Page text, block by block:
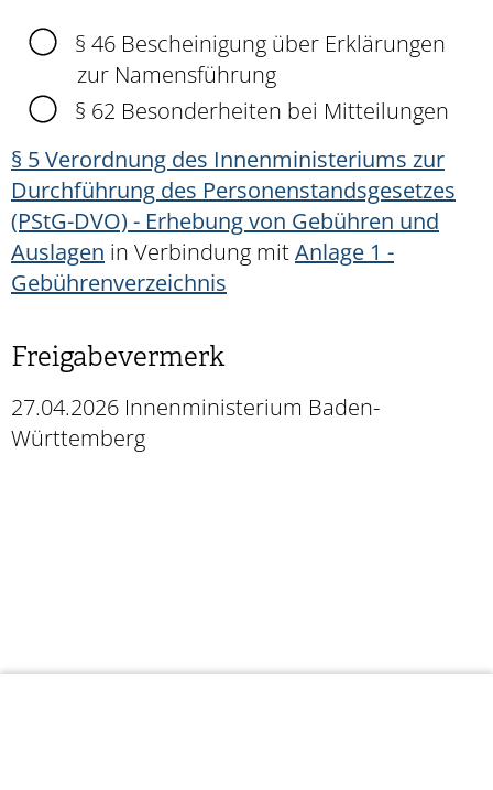
§ 46 Bescheinigung über Erklärungen
zur Namensführung
§ 62 Besonderheiten bei Mitteilungen
§ 5 Verordnung des Innenministeriums zur
Durchführung des Personenstandsgesetzes
(PStG-DVO) - Erhebung von Gebühren und
Auslagen in Verbindung mitAnlage 1 -
Gebührenverzeichnis
Freigabevermerk
27.04.2026 Innenministerium Baden-
Württemberg